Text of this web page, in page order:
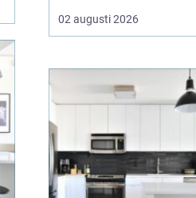
marknadsföring, trots en
allt mer digital vardag.
broschyr kan förklara
komplexa tjänster, bygga
förtroende och skapa en
ersätta på skärm. När
läsaren k...
02 augusti 2026